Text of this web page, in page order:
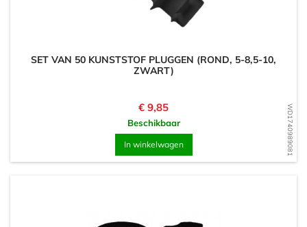
WD1740989081
SET VAN 50 KUNSTSTOF PLUGGEN (ROND, 5-8,5-10,
ZWART)
Prijs
€ 9,85
Beschikbaar
In winkelwagen